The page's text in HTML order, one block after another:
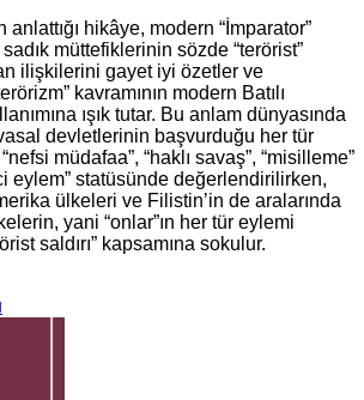
anlattığı hikâye, modern “İmparator”
müttefiklerinin sözde “terörist”
ilişkilerini gayet iyi özetler ve
kavramının modern Batılı
ışık tutar. Bu anlam dünyasında
devletlerinin başvurduğu her tür
müdafaa”, “haklı savaş”, “misil­leme”
eylem” statüsünde değerlendirilirken,
ülkeleri ve Filistin’in de aralarında
yani “onlar”ın her tür eylemi
saldırı” kapsamına sokulur.